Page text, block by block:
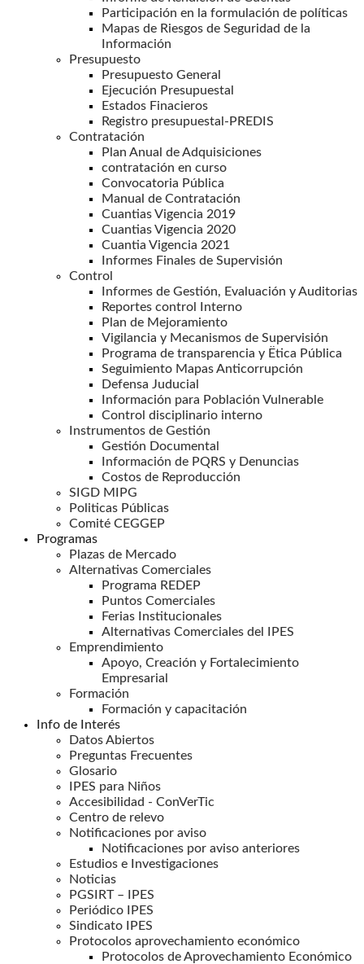
Participación en la formulación de políticas
Mapas de Riesgos de Seguridad de la
Información
Presupuesto
Presupuesto General
Ejecución Presupuestal
Estados Finacieros
Registro presupuestal-PREDIS
Contratación
Plan Anual de Adquisiciones
contratación en curso
Convocatoria Pública
Manual de Contratación
Cuantias Vigencia 2019
Cuantias Vigencia 2020
Cuantia Vigencia 2021
Informes Finales de Supervisión
Control
Informes de Gestión, Evaluación y Auditorias
Reportes control Interno
Plan de Mejoramiento
Vigilancia y Mecanismos de Supervisión
Programa de transparencia y Ëtica Pública
Seguimiento Mapas Anticorrupción
Defensa Juducial
Información para Población Vulnerable
Control disciplinario interno
Instrumentos de Gestión
Gestión Documental
Información de PQRS y Denuncias
Costos de Reproducción
SIGD MIPG
Politicas Públicas
Comité CEGGEP
Programas
Plazas de Mercado
Alternativas Comerciales
Programa REDEP
Puntos Comerciales
Ferias Institucionales
Alternativas Comerciales del IPES
Emprendimiento
Apoyo, Creación y Fortalecimiento
Empresarial
Formación
Formación y capacitación
Info de Interés
Datos Abiertos
Preguntas Frecuentes
Glosario
IPES para Niños
Accesibilidad - ConVerTic
Centro de relevo
Notificaciones por aviso
Notificaciones por aviso anteriores
Estudios e Investigaciones
Noticias
PGSIRT – IPES
Periódico IPES
Sindicato IPES
Protocolos aprovechamiento económico
Protocolos de Aprovechamiento Económico